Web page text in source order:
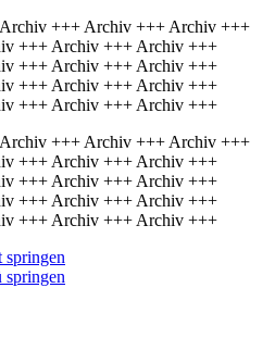
+++ Archiv +++ Archiv +++
+++ Archiv +++ Archiv +++
+++ Archiv +++ Archiv +++
+++ Archiv +++ Archiv +++
+++ Archiv +++ Archiv +++
+++ Archiv +++ Archiv +++
+++ Archiv +++ Archiv +++
+++ Archiv +++ Archiv +++
+++ Archiv +++ Archiv +++
+++ Archiv +++ Archiv +++
springen